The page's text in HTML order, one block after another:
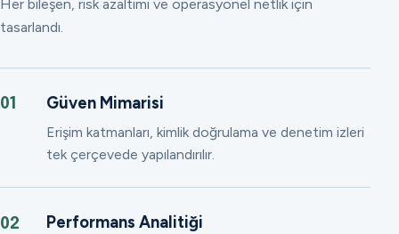
Her bileşen, risk azaltımı ve operasyonel netlik için
tasarlandı.
01 Güven Mimarisi
Erişim katmanları, kimlik doğrulama ve denetim izleri
tek çerçevede yapılandırılır.
02 Performans Analitiği